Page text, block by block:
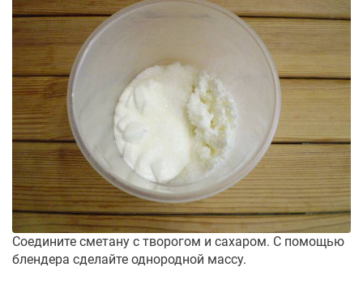
Соедините сметану с творогом и сахаром. С помощью
блендера сделайте однородной массу.